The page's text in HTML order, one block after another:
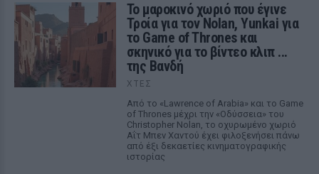
Το μαροκινό χωριό που έγινε
Τροία για τον Nolan, Yunkai για
το Game of Thrones και
σκηνικό για το βίντεο κλιπ ...
της Βανδή
ΧΤΕΣ
Από το «Lawrence of Arabia» και το Game
of Thrones μέχρι την «Οδύσσεια» του
Christopher Nolan, το οχυρωμένο χωριό
Αΐτ Μπεν Χαντού έχει φιλοξενήσει πάνω
από έξι δεκαετίες κινηματογραφικής
ιστορίας